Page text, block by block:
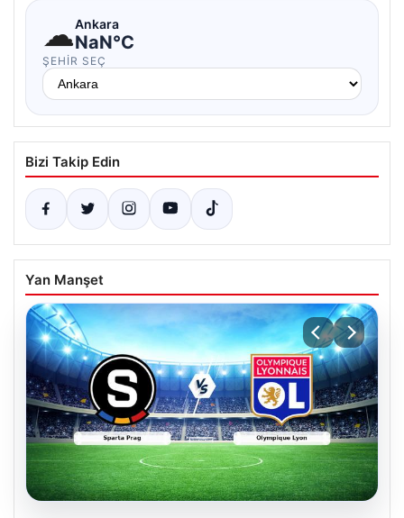
☁Ankara
NaN°C
ŞEHIR SEÇ
Bizi Takip Edin
Yan Manşet